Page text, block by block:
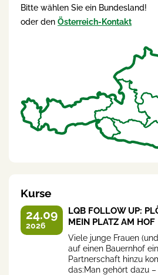
Bitte wählen Sie ein Bundesland!
oder den Österreich-Kontakt
Kurse
24.09
2026
LQB FOLLOW UP:
MEIN PLATZ AM HOF
Viele junge Frauen
auf einen Bauernhof
Partnerschaft hinzu
das:Man gehört dazu